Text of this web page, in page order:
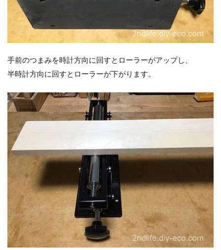
手前のつまみを時計方向に回すとローラーがアップし、
半時計方向に回すとローラーが下がります。